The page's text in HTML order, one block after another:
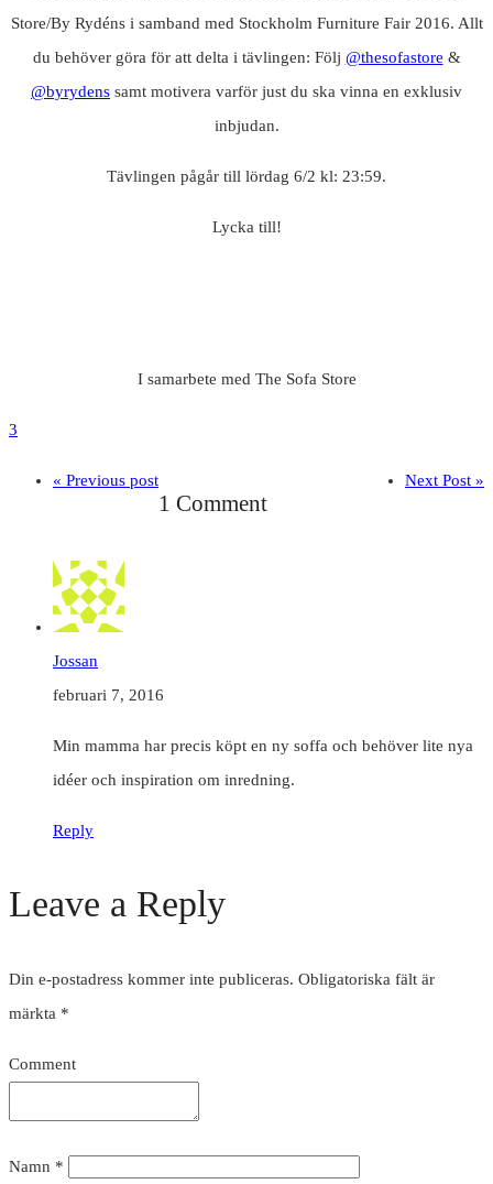
Store/By Rydéns i samband med Stockholm Furniture Fair 2016. Allt
du behöver göra för att delta i tävlingen: Följ @thesofastore &
@byrydens samt motivera varför just du ska vinna en exklusiv
inbjudan.
Tävlingen pågår till lördag 6/2 kl: 23:59.
Lycka till!
I samarbete med The Sofa Store
3
« Previous post Next Post »
1 Comment
Jossan
februari 7, 2016
Min mamma har precis köpt en ny soffa och behöver lite nya
idéer och inspiration om inredning.
Reply
Leave a Reply
Din e-postadress kommer inte publiceras. Obligatoriska fält är
märkta *
Comment
Namn *